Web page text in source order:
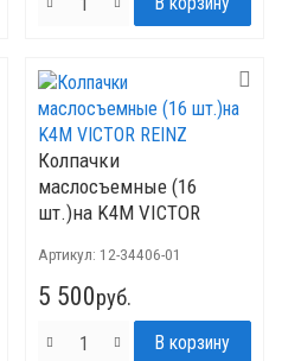
Колпачки
маслосъемные (16
шт.)на K4M VICTOR
Артикул: 12-34406-01
5 500руб.